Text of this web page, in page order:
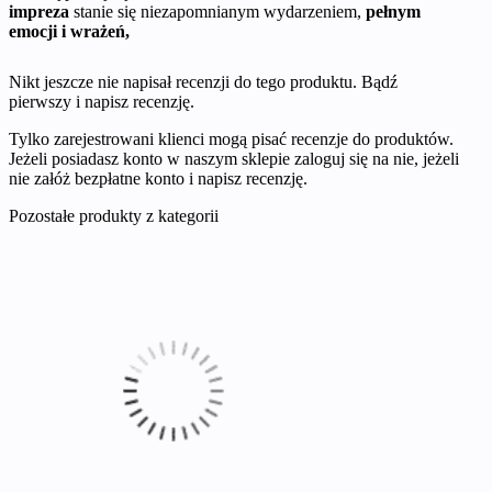
impreza stanie się niezapomnianym wydarzeniem, pełnym
emocji i wrażeń,
Nikt jeszcze nie napisał recenzji do tego produktu. Bądź
pierwszy i napisz recenzję.
Tylko zarejestrowani klienci mogą pisać recenzje do produktów.
Jeżeli posiadasz konto w naszym sklepie zaloguj się na nie, jeżeli
nie załóż bezpłatne konto i napisz recenzję.
Pozostałe produkty z kategorii